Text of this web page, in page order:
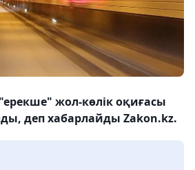
жол-көлік оқиғасы
деп хабарлайды Zakon.kz.